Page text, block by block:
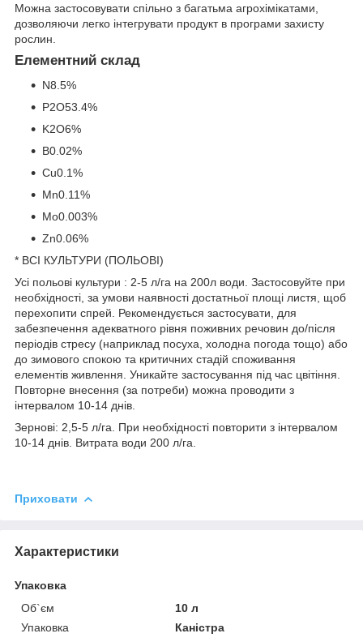
Можна застосовувати спільно з багатьма агрохімікатами,
дозволяючи легко інтегрувати продукт в програми захисту
рослин.
Елементний склад
N8.5%
P2O53.4%
K2O6%
B0.02%
Cu0.1%
Mn0.11%
Mo0.003%
Zn0.06%
* ВСІ КУЛЬТУРИ (ПОЛЬОВІ)
Усі польові культури : 2-5 л/га на 200л води. Застосовуйте при
необхідності, за умови наявності достатньої площі листя, щоб
перехопити спрей. Рекомендується застосувати, для
забезпечення адекватного рівня поживних речовин до/після
періодів стресу (наприклад посуха, холодна погода тощо) або
до зимового спокою та критичних стадій споживання
елементів живлення. Уникайте застосування під час цвітіння.
Повторне внесення (за потреби) можна проводити з
інтервалом 10-14 днів.
Зернові: 2,5-5 л/га. При необхідності повторити з інтервалом
10-14 днів. Витрата води 200 л/га.
Приховати
Характеристики
Упаковка
Об`єм
10 л
Упаковка
Каністра